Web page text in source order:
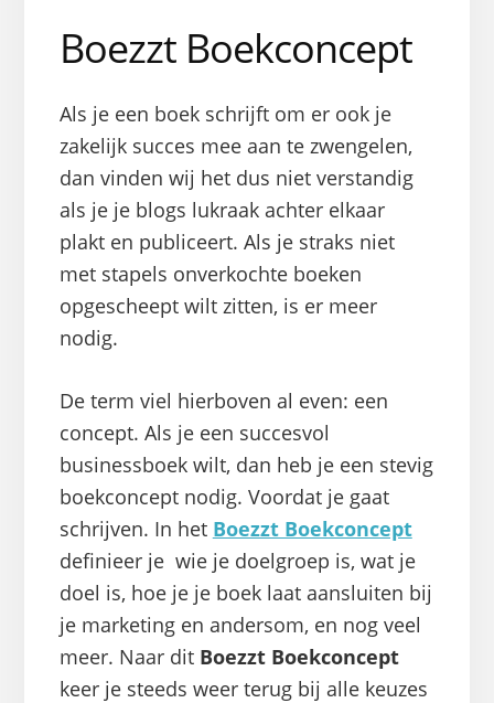
Boezzt Boekconcept
Als je een boek schrijft om er ook je
zakelijk succes mee aan te zwengelen,
dan vinden wij het dus niet verstandig
als je je blogs lukraak achter elkaar
plakt en publiceert. Als je straks niet
met stapels onverkochte boeken
opgescheept wilt zitten, is er meer
nodig.
De term viel hierboven al even: een
concept. Als je een succesvol
businessboek wilt, dan heb je een stevig
boekconcept nodig. Voordat je gaat
schrijven. In het Boezzt Boekconcept
definieer je wie je doelgroep is, wat je
doel is, hoe je je boek laat aansluiten bij
je marketing en andersom, en nog veel
meer. Naar dit Boezzt Boekconcept
keer je steeds weer terug bij alle keuzes